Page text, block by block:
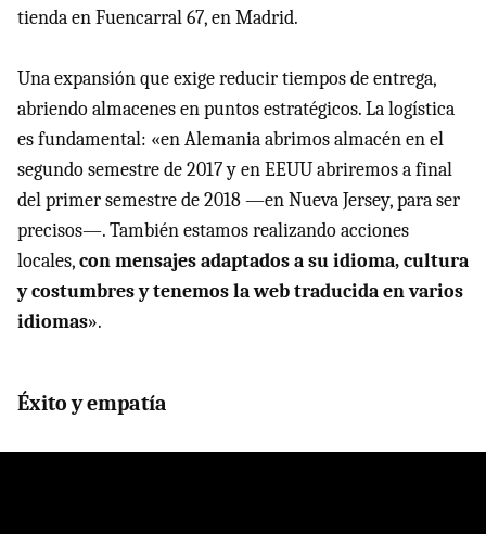
tienda en Fuencarral 67, en Madrid.
Una expansión que exige reducir tiempos de entrega,
abriendo almacenes en puntos estratégicos. La logística
es fundamental: «en Alemania abrimos almacén en el
segundo semestre de 2017 y en EEUU abriremos a final
del primer semestre de 2018 —en Nueva Jersey, para ser
precisos—. También estamos realizando acciones
locales,con mensajes adaptados a su idioma, cultura
y costumbres y tenemos la web traducida en varios
idiomas».
Éxito y empatía